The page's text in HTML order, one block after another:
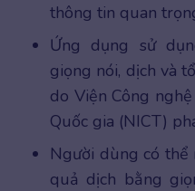
thông tin quan
Ứng dụng sử
giọng nói, dịch và
do Viện Công
Quốc gia (NICT)
Người dùng có thể
quả dịch bằng